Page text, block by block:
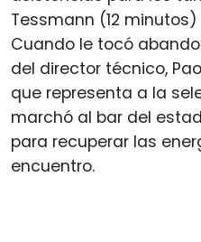
Tessmann (12
Cuando le tocó
del director técnico,
que representa a la
marchó al bar del
para recuperar las
encuentro.